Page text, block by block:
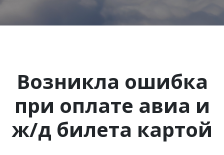
Возникла ошибка
при оплате авиа и
ж/д билета картой